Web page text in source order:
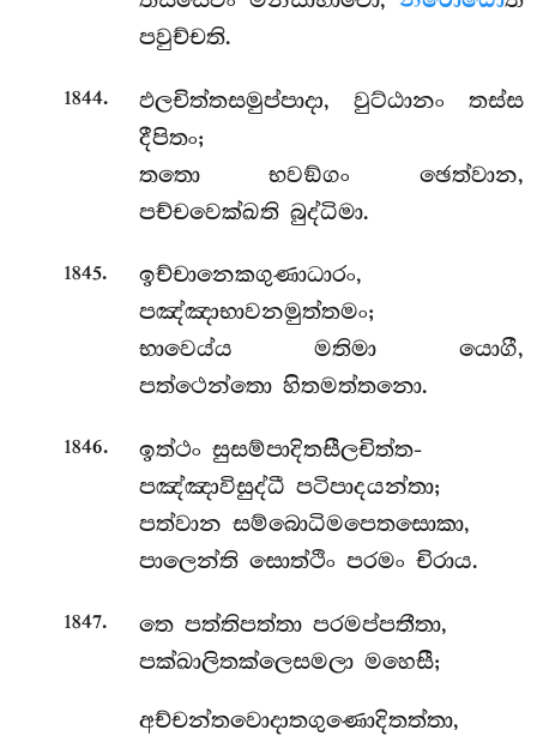
පවුච්චති.
1844.
ඵලචිත්තසමුප්පාදා, වුට්ඨානං තස්ස
දීපිතං;
තතො භවඞ්ගං ඡෙත්වාන,
පච්චවෙක්ඛති බුද්ධිමා.
1845.
ඉච්චානෙකගුණාධාරං,
පඤ්ඤාභාවනමුත්තමං;
භාවෙය්ය මතිමා යොගී,
පත්ථෙන්තො හිතමත්තනො.
1846.
ඉත්ථං සුසම්පාදිතසීලචිත්ත-
පඤ්ඤාවිසුද්ධී පටිපාදයන්තා;
පත්වාන සම්බොධිමපෙතසොකා,
පාලෙන්ති සොත්ථිං පරමං චිරාය.
1847. තෙ පත්තිපත්තා පරමප්පතීතා,
පක්ඛාලිතක්ලෙසමලා මහෙසී;
අච්චන්තවොදාතගුණොදිතත්තා,